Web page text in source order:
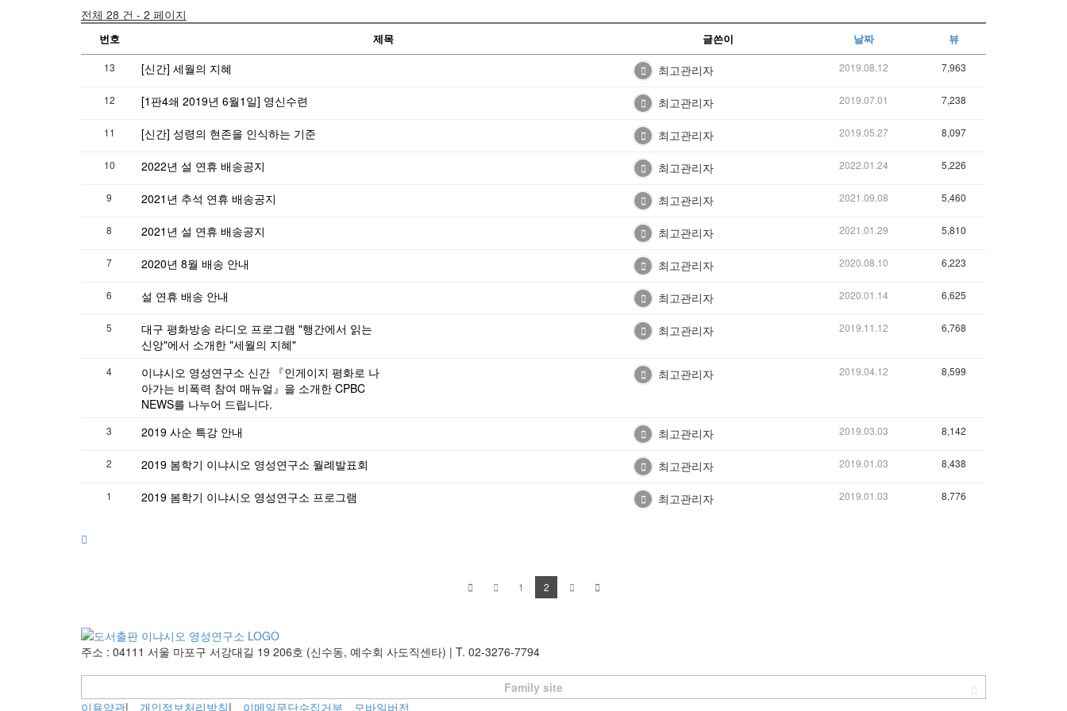
전체 28 건 - 2 페이지
번호 제목 글쓴이 날짜 뷰
13 [신간] 세월의 지혜 최고관리자 2019.08.12 7,963
12 [1판4쇄 2019년 6월1일] 영신수련 최고관리자 2019.07.01 7,238
11 [신간] 성령의 현존을 인식하는 기준 최고관리자 2019.05.27 8,097
10 2022년 설 연휴 배송공지 최고관리자 2022.01.24 5,226
9 2021년 추석 연휴 배송공지 최고관리자 2021.09.08 5,460
8 2021년 설 연휴 배송공지 최고관리자 2021.01.29 5,810
7 2020년 8월 배송 안내 최고관리자 2020.08.10 6,223
6 설 연휴 배송 안내 최고관리자 2020.01.14 6,625
5
대구 평화방송 라디오 프로그램 "행간에서 읽는
신앙"에서 소개한 "세월의 지혜"
최고관리자 2019.11.12 6,768
4
이냐시오 영성연구소 신간 『인게이지 평화로 나
아가는 비폭력 참여 매뉴얼』을 소개한 CPBC
NEWS를 나누어 드립니다.
최고관리자 2019.04.12 8,599
3 2019 사순 특강 안내 최고관리자 2019.03.03 8,142
2 2019 봄학기 이냐시오 영성연구소 월례발표회 최고관리자 2019.01.03 8,438
1 2019 봄학기 이냐시오 영성연구소 프로그램 최고관리자 2019.01.03 8,776
1 2
주소 : 04111 서울 마포구 서강대길 19 206호 (신수동, 예수회 사도직센타) | T. 02-3276-7794
Family site
이용약관| 개인정보처리방침| 이메일무단수집거부 모바일버전